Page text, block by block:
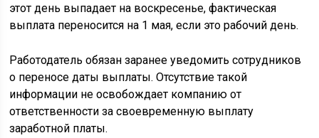
этот день выпадает на воскресенье, фактическая
выплата переносится на 1 мая, если это рабочий день.
Работодатель обязан заранее уведомить сотрудников
о переносе даты выплаты. Отсутствие такой
информации не освобождает компанию от
ответственности за своевременную выплату
заработной платы.